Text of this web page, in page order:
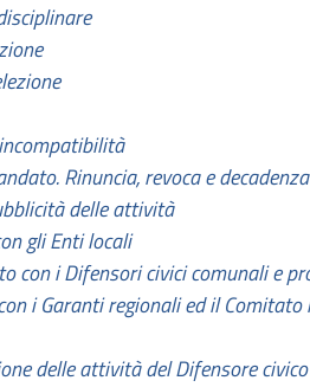
Rinuncia, revoca e decadenza
delle attività
gli Enti locali
con i Difensori civici comunali e
i Garanti regionali ed il Comitato
delle attività del Difensore civico